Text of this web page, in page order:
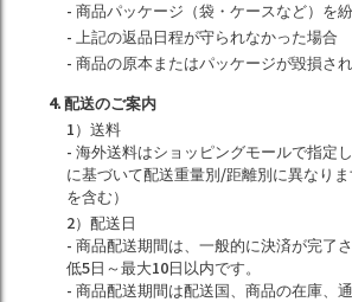
- 商品パッケージ（袋・ケースなど）を
- 上記の返品日程が守られなかった場合
- 商品の原本またはパッケージが毀損さ
4. 配送のご案内
1）送料
- 海外送料はショッピングモールで指定
に基づいて配送重量別/距離別に異なり
を含む）
2）配送日
- 商品配送期間は、一般的に決済が完了
低5日～最大10日以内です。
- 商品配送期間は配送国、商品の在庫、